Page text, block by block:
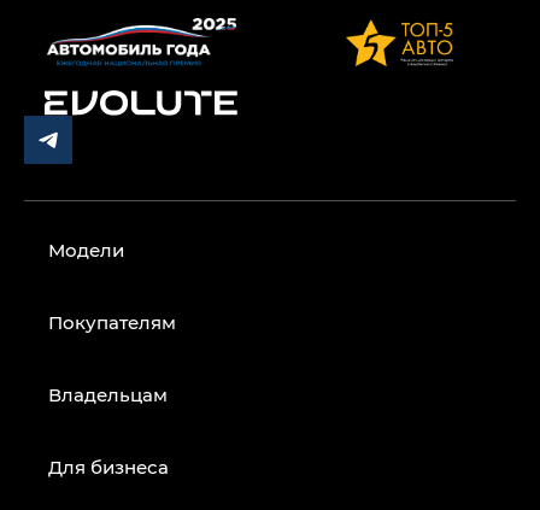
Модели
Покупателям
Владельцам
Для бизнеса